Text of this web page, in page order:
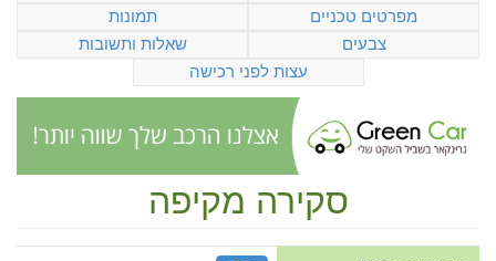
מפרטים טכניים
תמונות
צבעים
שאלות ותשובות
עצות לפני רכישה
סקירה מקיפה